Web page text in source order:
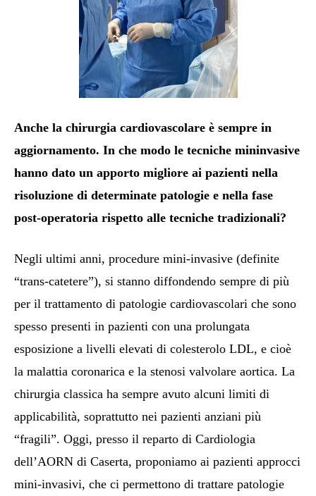
Anche la chirurgia cardiovascolare è sempre in
aggiornamento. In che modo le tecniche mininvasive
hanno dato un apporto migliore ai pazienti nella
risoluzione di determinate patologie e nella fase
post-operatoria rispetto alle tecniche tradizionali?
Negli ultimi anni, procedure mini-invasive (definite
“trans-catetere”), si stanno diffondendo sempre di più
per il trattamento di patologie cardiovascolari che sono
spesso presenti in pazienti con una prolungata
esposizione a livelli elevati di colesterolo LDL, e cioè
la malattia coronarica e la stenosi valvolare aortica. La
chirurgia classica ha sempre avuto alcuni limiti di
applicabilità, soprattutto nei pazienti anziani più
“fragili”. Oggi, presso il reparto di Cardiologia
dell’AORN di Caserta, proponiamo ai pazienti approcci
mini-invasivi, che ci permettono di trattare patologie